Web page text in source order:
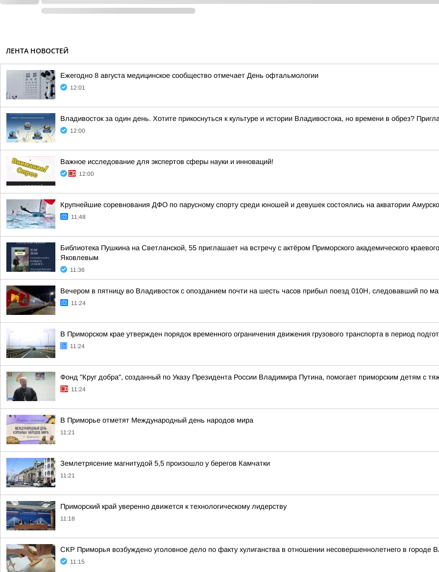
ЛЕНТА НОВОСТЕЙ
Ежегодно 8 августа медицинское сообщество отмечает День офтальмологии
12:01
Владивосток за один день. Хотите прикоснуться к культуре и истории Владивостока, но времени в обрез?
12:00
Важное исследование для экспертов сферы науки и инноваций!
12:00
Крупнейшие соревнования ДФО по парусному спорту среди юношей и девушек состоялись на акватории
11:48
Библиотека Пушкина на Светланской, 55 приглашает на встречу с актёром Приморского академического
Яковлевым
11:36
Вечером в пятницу во Владивосток с опозданием почти на шесть часов прибыл поезд 010Н, следовавший по
11:24
В Приморском крае утвержден порядок временного ограничения движения грузового транспорта в период
11:24
Фонд "Круг добра", созданный по Указу Президента России Владимира Путина, помогает приморским детям с
11:24
В Приморье отметят Международный день народов мира
11:21
Землетрясение магнитудой 5,5 произошло у берегов Камчатки
11:21
Приморский край уверенно движется к технологическому лидерству
11:18
СКР Приморья возбуждено уголовное дело по факту хулиганства в отношении несовершеннолетнего в городе
11:15